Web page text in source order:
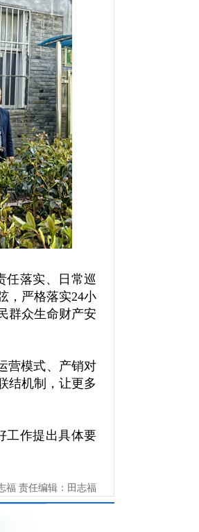
任落实、日常巡
，严格落实24小
群众生命财产安
营模式、产销对
结机制，让更多
工作提出具体要
福 责任编辑：田志福